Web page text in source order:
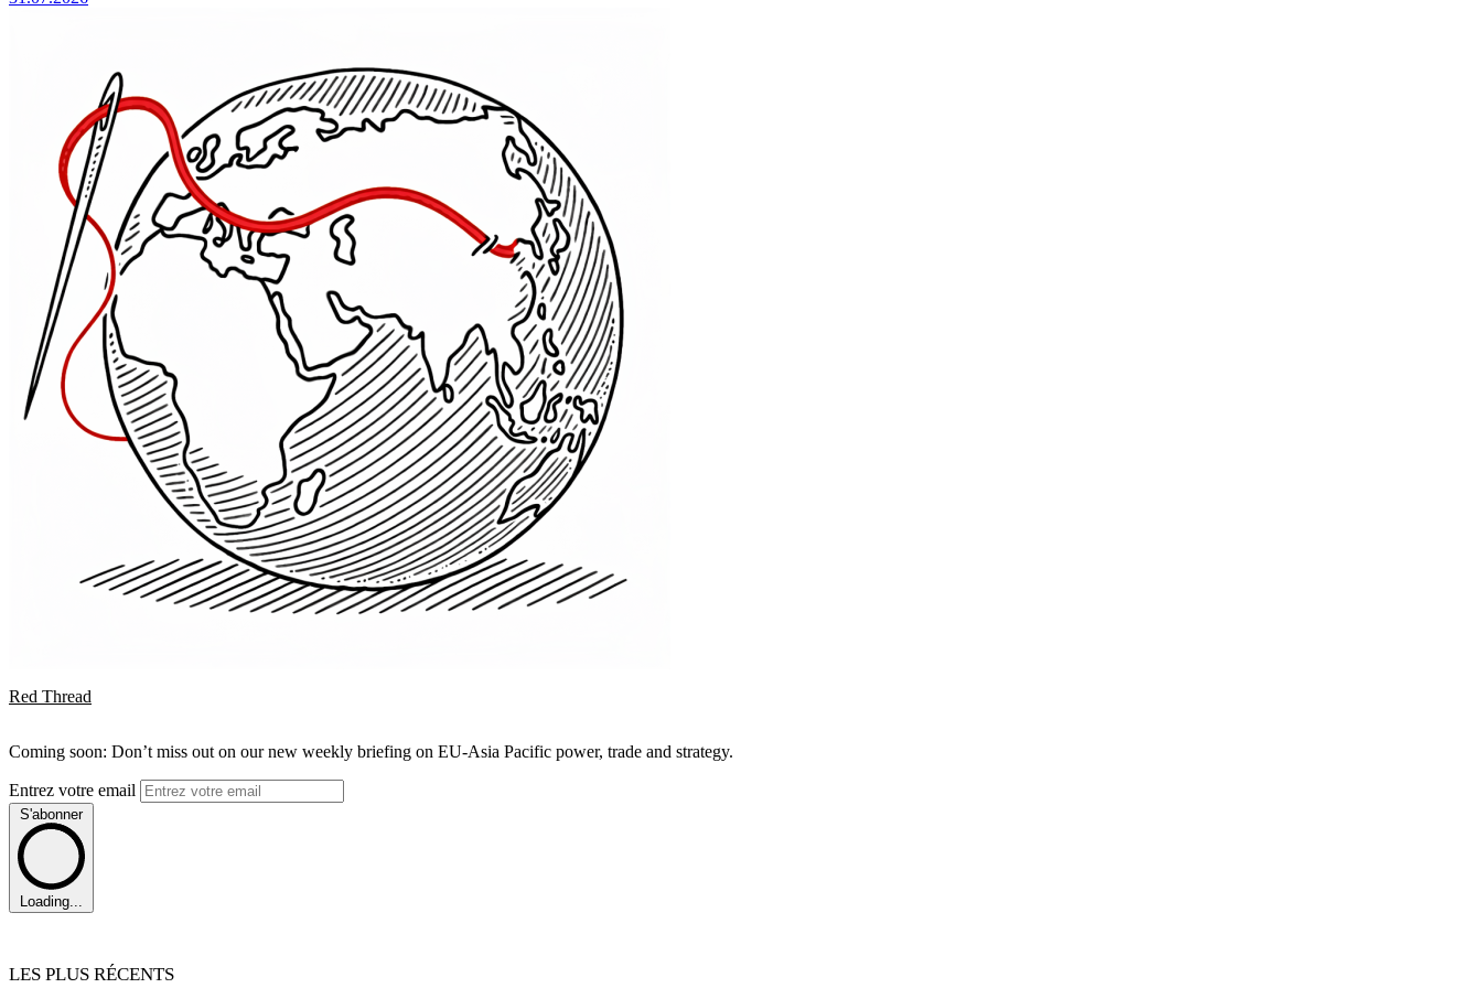
Red Thread
Coming soon: Don’t miss out on our new weekly briefing on EU-Asia Pacific power, trade and strategy.
Entrez votre email
S'abonner
Loading...
LES PLUS RÉCENTS